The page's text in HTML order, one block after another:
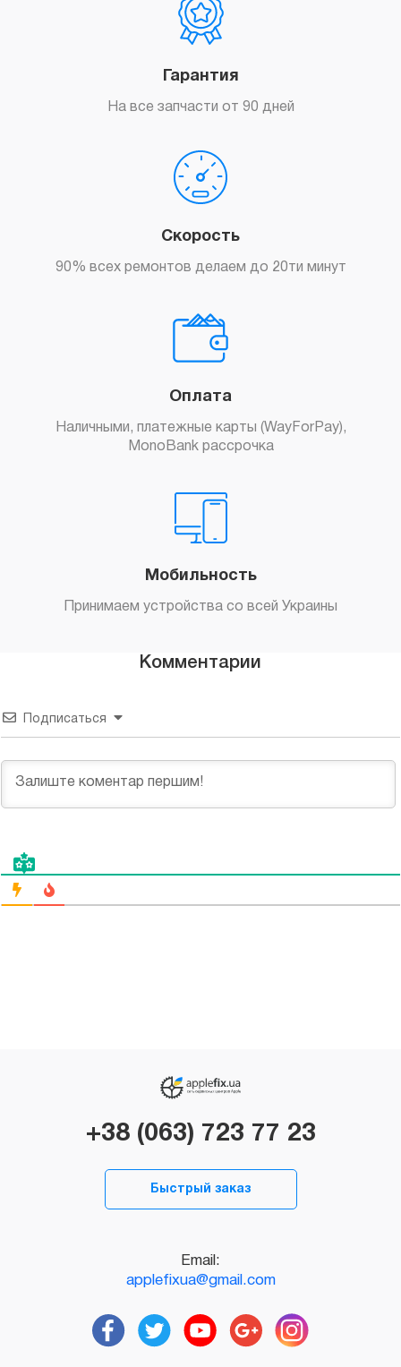
Гарантия
На все запчасти от 90 дней
Скорость
90% всех ремонтов делаем до 20ти минут
Оплата
Наличными, платежные карты (WayForPay),
MonoBank рассрочка
Мобильность
Принимаем устройства со всей Украины
Комментарии
Подписаться
+38 (063) 723 77 23
Быстрый заказ
Email:
applefixua@gmail.com